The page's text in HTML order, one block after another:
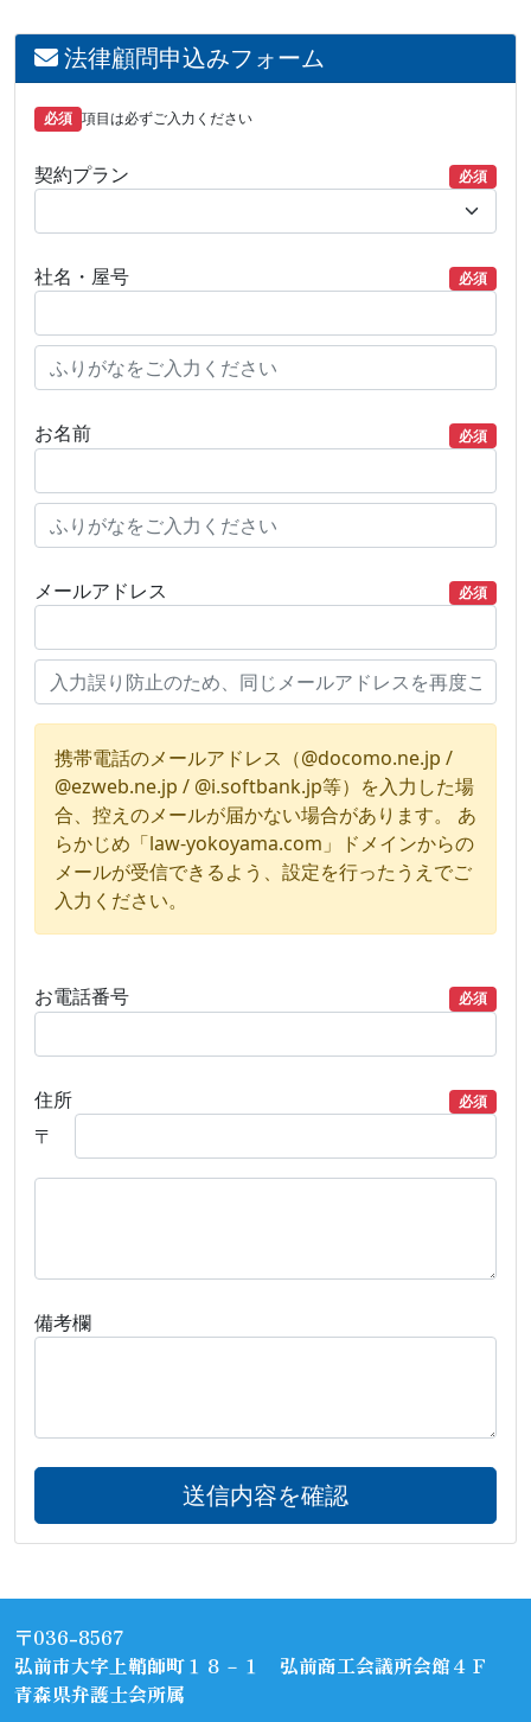
法律顧問申込みフォーム
必須 項目は必ずご入力ください
契約プラン 必須
社名・屋号 必須
お名前 必須
メールアドレス 必須
携帯電話のメールアドレス（@docomo.ne.jp /
@ezweb.ne.jp / @i.softbank.jp等）を入力した場
合、控えのメールが届かない場合があります。 あ
らかじめ「law-yokoyama.com」ドメインからの
メールが受信できるよう、設定を行ったうえでご
入力ください。
お電話番号 必須
住所 必須
〒
備考欄
〒036-8567
弘前市大字上鞘師町１８－１ 弘前商工会議所会館４Ｆ
青森県弁護士会所属